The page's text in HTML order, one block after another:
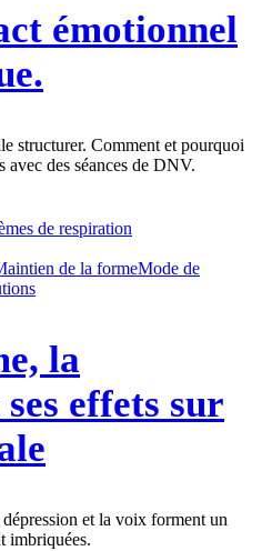
émotionnel
structurer. Comment et pourquoi
avec des séances de DNV.
de la formeMode de
la
effets sur
et la voix forment un
imbriquées.